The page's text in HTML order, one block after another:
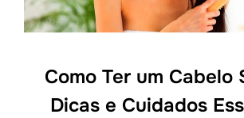
Como Ter um Cabelo
Dicas e Cuidados